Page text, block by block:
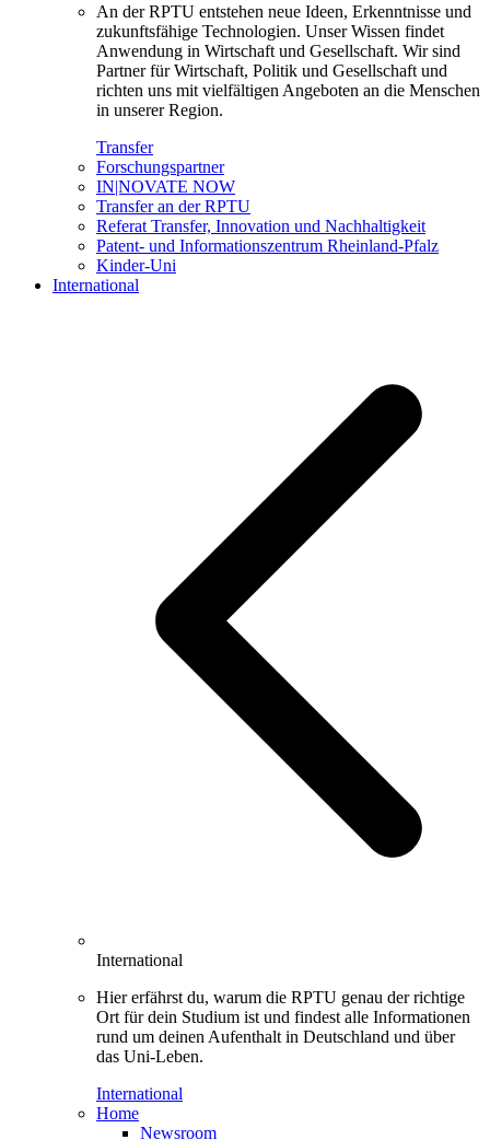
An der RPTU entstehen neue Ideen, Erkenntnisse und
zukunftsfähige Technologien. Unser Wissen findet
Anwendung in Wirtschaft und Gesellschaft. Wir sind
Partner für Wirtschaft, Politik und Gesellschaft und
richten uns mit vielfältigen Angeboten an die Menschen
in unserer Region.
Transfer
Forschungspartner
IN|NOVATE NOW
Transfer an der RPTU
Referat Transfer, Innovation und Nachhaltigkeit
Patent- und Informationszentrum Rheinland-Pfalz
Kinder-Uni
International
International
Hier erfährst du, warum die RPTU genau der richtige
Ort für dein Studium ist und findest alle Informationen
rund um deinen Aufenthalt in Deutschland und über
das Uni-Leben.
International
Home
Newsroom